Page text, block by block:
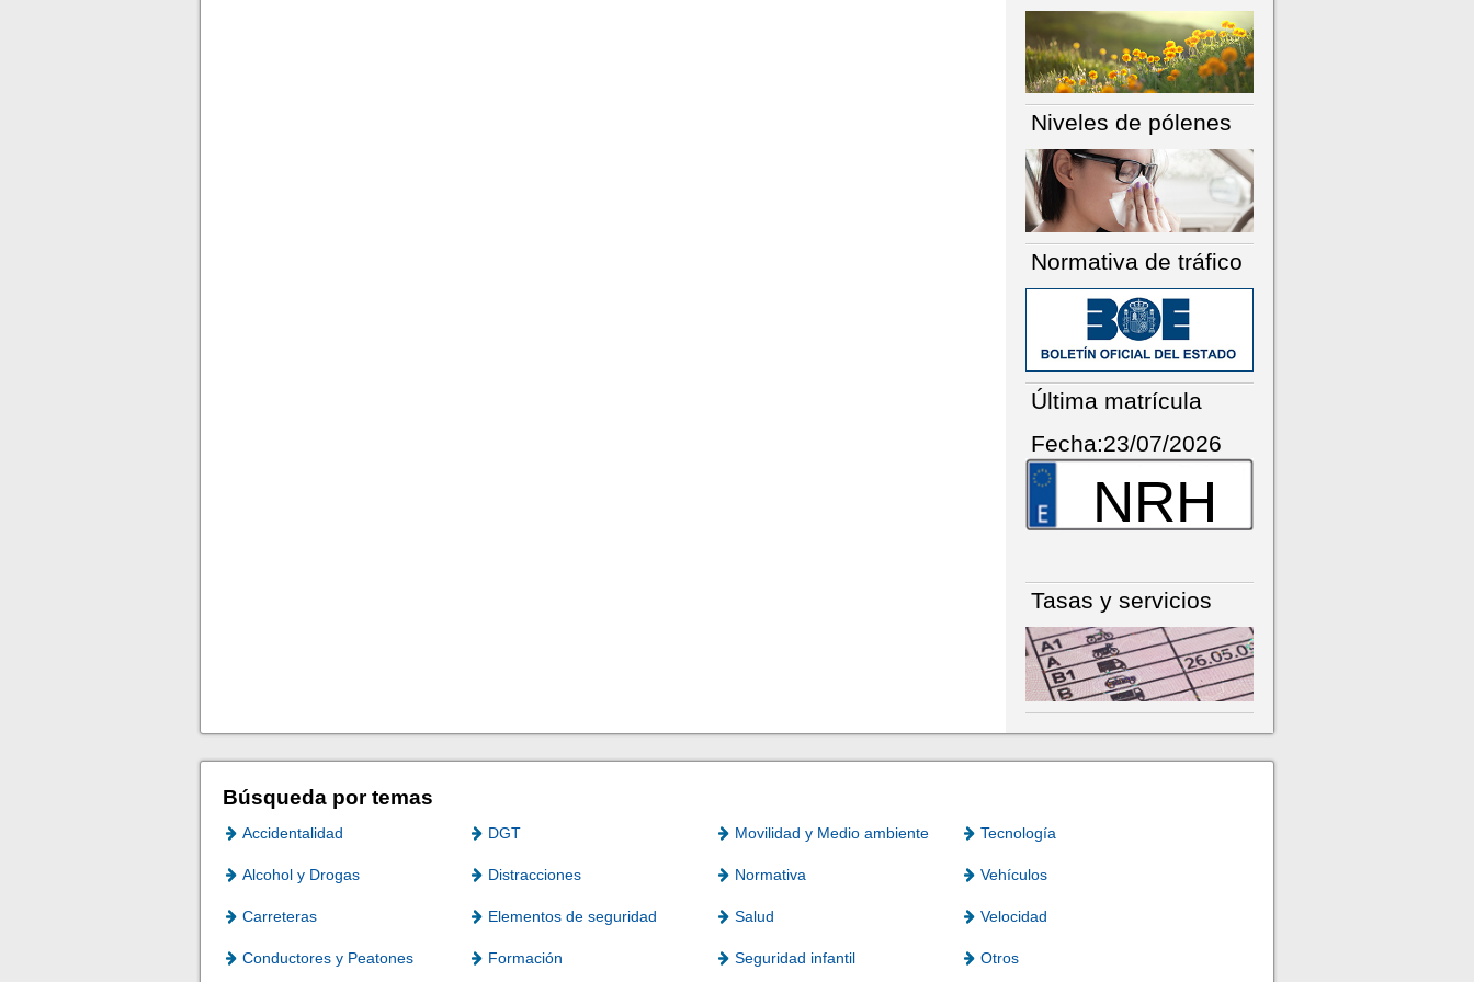
Niveles de pólenes
Normativa de tráfico
Última matrícula
Fecha:23/07/2026
NRH
Tasas y servicios
Búsqueda por temas
Accidentalidad DGT Movilidad y Medio ambiente Tecnología
Alcohol y Drogas Distracciones Normativa Vehículos
Carreteras Elementos de seguridad Salud Velocidad
Conductores y Peatones Formación Seguridad infantil Otros